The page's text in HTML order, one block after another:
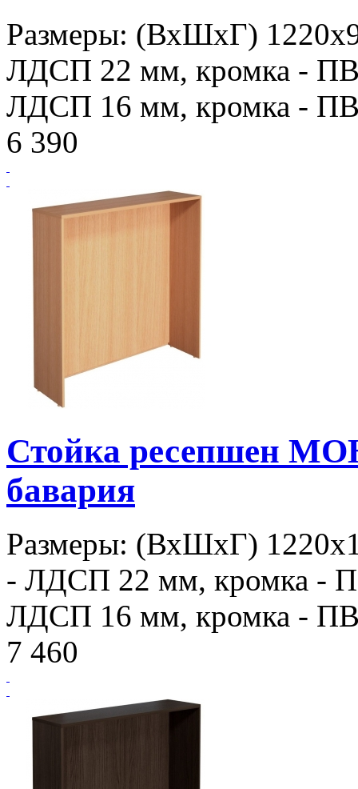
Размеры: (ВхШхГ)
ЛДСП 22 мм, кромка -
ЛДСП 16 мм, кромка -
6 390
Стойка ресепшен
бавария
Размеры: (ВхШхГ)
- ЛДСП 22 мм, кромка -
ЛДСП 16 мм, кромка -
7 460